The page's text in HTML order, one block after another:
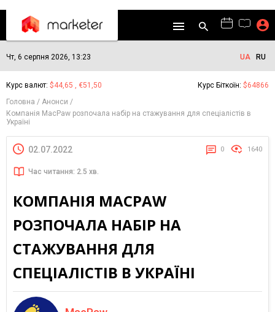
Чт, 6 серпня 2026, 13:23 UA RU
Курс валют: $44,65 , €51,50 Курс Біткоїн: $64866
Головна
Анонси
Компанія MacPaw розпочала набір на стажування для спеціалістів в
Україні
02.07.2022 0 1640
Час читання: 2.5 хв.
КОМПАНІЯ MACPAW
РОЗПОЧАЛА НАБІР НА
СТАЖУВАННЯ ДЛЯ
СПЕЦІАЛІСТІВ В УКРАЇНІ